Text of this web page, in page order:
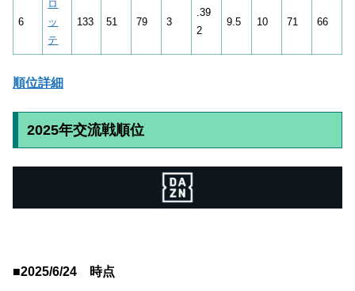
6
ロ
ッ
テ
133 51 79 3
.39
2
9.5 10 71 66
順位詳細
2025年交流戦順位
■2025/6/24 時点